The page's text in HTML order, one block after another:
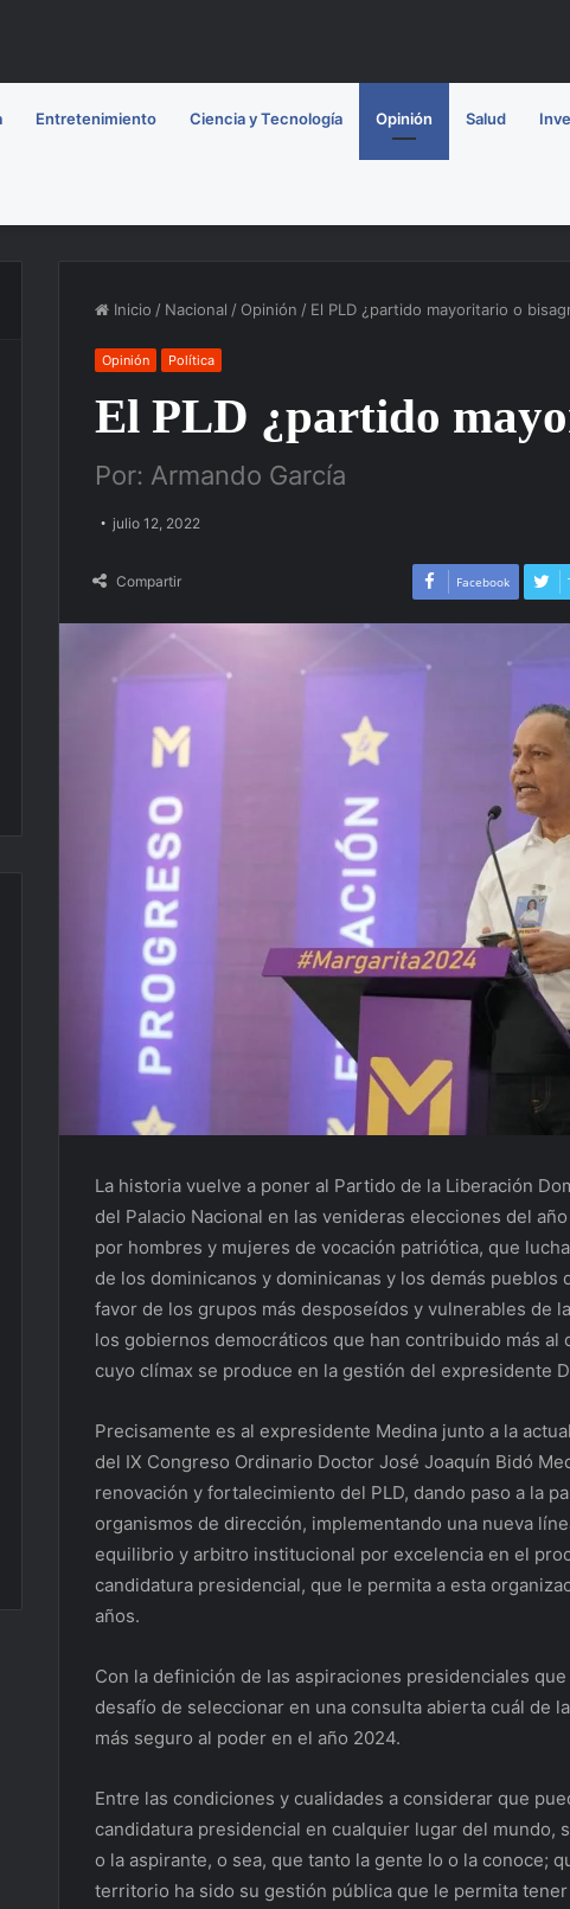
Entretenimiento Ciencia y Tecnología Opinión Salud
Inicio / Nacional / Opinión / El PLD ¿partido mayoritario o
Opinión Política
El PLD ¿partido
Por: Armando García
julio 12, 2022
Compartir Facebook
La historia vuelve a poner al Partido de la Liberación
del Palacio Nacional en las venideras elecciones del
por hombres y mujeres de vocación patriótica, que
de los dominicanos y dominicanas y los demás
favor de los grupos más desposeídos y vulnerables de
los gobiernos democráticos que han contribuido más al
cuyo clímax se produce en la gestión del expresidente
Precisamente es al expresidente Medina junto a la
del IX Congreso Ordinario Doctor José Joaquín Bidó
renovación y fortalecimiento del PLD, dando paso a la
organismos de dirección, implementando una nueva
equilibrio y arbitro institucional por excelencia en el
candidatura presidencial, que le permita a esta
años.
Con la definición de las aspiraciones presidenciales
desafío de seleccionar en una consulta abierta cuál de
más seguro al poder en el año 2024.
Entre las condiciones y cualidades a considerar que
candidatura presidencial en cualquier lugar del mundo,
o la aspirante, o sea, que tanto la gente lo o la conoce;
territorio ha sido su gestión pública que le permita